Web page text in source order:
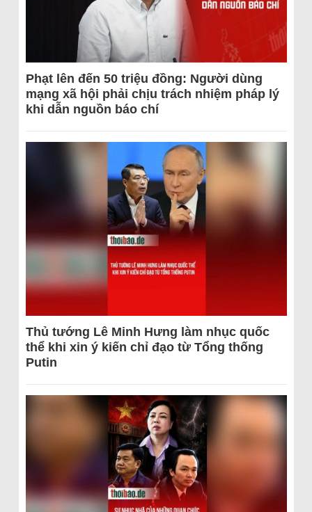
Phạt lên đến 50 triệu đồng: Người dùng
mạng xã hội phải chịu trách nhiệm pháp lý
khi dẫn nguồn báo chí
Thủ tướng Lê Minh Hưng làm nhục quốc
thể khi xin ý kiến chỉ đạo từ Tổng thống
Putin